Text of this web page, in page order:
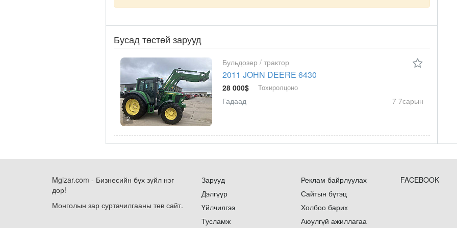
Бусад төстөй зарууд
2
Бульдозер / трактор
2011 JOHN DEERE 6430
28 000$ Тохиролцоно
Гадаад 7 7сарын
Mglzar.com - Бизнесийн бүх зүйл нэг
дор!
Монголын зар суртачилгааны төв сайт.
Зарууд
Дэлгүүр
Үйлчилгээ
Тусламж
Реклам байрлуулах
Сайтын бүтэц
Холбоо барих
Аюулгүй ажиллагаа
FACEBOOK